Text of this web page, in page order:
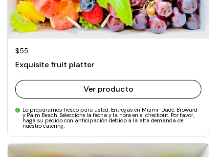
Precio normal
$55
Exquisite fruit platter
Ver producto
Lo preparamos fresco para usted. Entregas en Miami-Dade, Broward
y Palm Beach. Seleccione la fecha y la hora en el checkout. Por favor,
haga su pedido con anticipación debido a la alta demanda de
nuestro catering.